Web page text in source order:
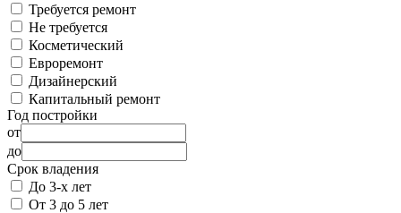
Требуется ремонт
Не требуется
Косметический
Евроремонт
Дизайнерский
Капитальный ремонт
Год постройки
от
до
Срок владения
До 3-х лет
От 3 до 5 лет